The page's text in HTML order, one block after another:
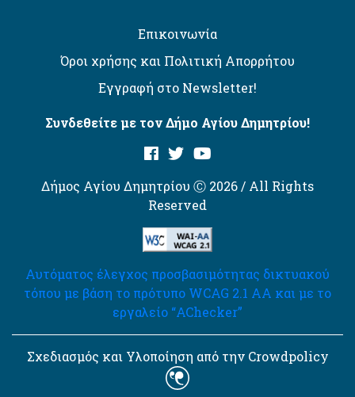
Επικοινωνία
Όροι χρήσης και Πολιτική Απορρήτου
Εγγραφή στο Newsletter!
Συνδεθείτε με τον Δήμο Αγίου Δημητρίου!
Δήμος Αγίου Δημητρίου Ⓒ 2026 / All Rights
Reserved
Αυτόματος έλεγχος προσβασιμότητας δικτυακού
τόπου με βάση το πρότυπο WCAG 2.1 AA και με το
εργαλείο “AChecker”
Σχεδιασμός και Υλοποίηση από την Crowdpolicy